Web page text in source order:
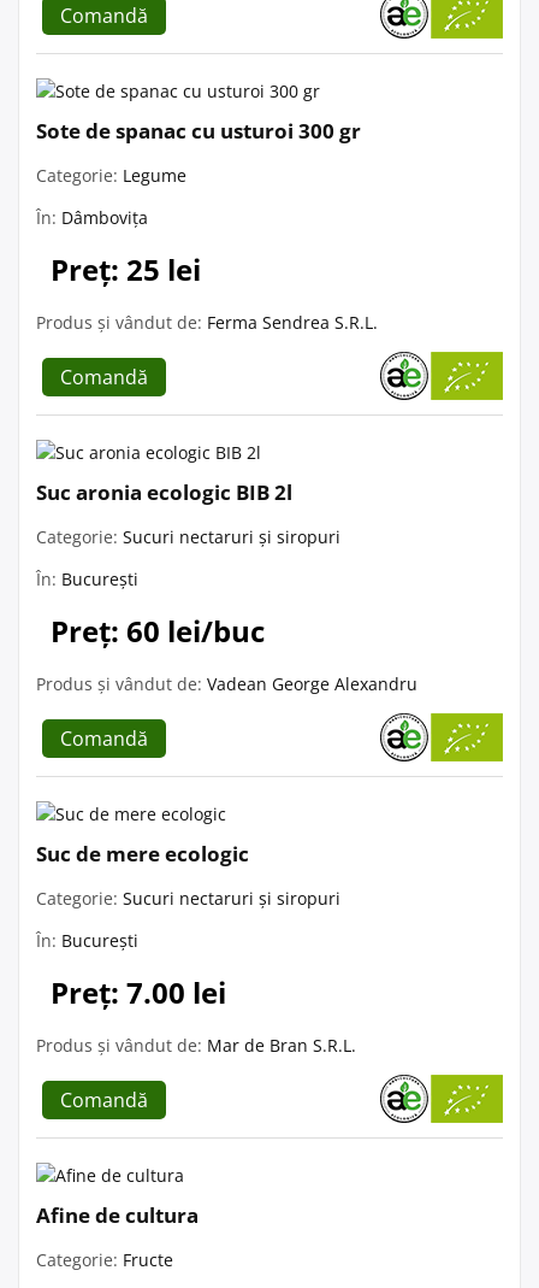
Comandă
Sote de spanac cu usturoi 300 gr
Categorie: Legume
În: Dâmbovița
Preț: 25 lei
Produs și vândut de: Ferma Sendrea S.R.L.
Comandă
Suc aronia ecologic BIB 2l
Categorie: Sucuri nectaruri și siropuri
În: București
Preț: 60 lei/buc
Produs și vândut de: Vadean George Alexandru
Comandă
Suc de mere ecologic
Categorie: Sucuri nectaruri și siropuri
În: București
Preț: 7.00 lei
Produs și vândut de: Mar de Bran S.R.L.
Comandă
Afine de cultura
Categorie: Fructe